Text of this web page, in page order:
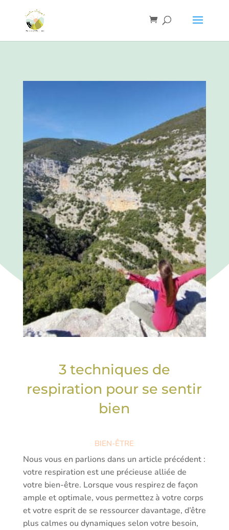
3 techniques de
respiration pour se sentir
bien
BIEN-ÊTRE
Nous vous en parlions dans un article précédent :
votre respiration est une précieuse alliée de
votre bien-être. Lorsque vous respirez de façon
ample et optimale, vous permettez à votre corps
et votre esprit de se ressourcer davantage, d’être
plus calmes ou dynamiques selon votre besoin,